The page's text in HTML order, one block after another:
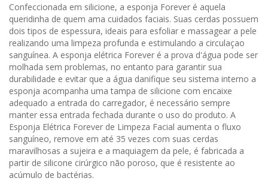
Confeccionada em silicione, a esponja Forever é aquela
queridinha de quem ama cuidados faciais. Suas cerdas possuem
dois tipos de espessura, ideais para esfoliar e massagear a pele
realizando uma limpeza profunda e estimulando a circulaçao
sanguínea. A esponja elétrica Forever é a prova d'água pode ser
molhada sem problemas, no entanto para garantir sua
durabilidade e evitar que a água danifique seu sistema interno a
esponja acompanha uma tampa de silicione com encaixe
adequado a entrada do carregador, é necessário sempre
manter essa entrada fechada durante o uso do produto. A
Esponja Elétrica Forever de Limpeza Facial aumenta o fluxo
sanguíneo, remove em até 35 vezes com suas cerdas
maravilhosas a sujeira e a maquiagem da pele, é fabricada a
partir de silicone cirúrgico não poroso, que é resistente ao
acúmulo de bactérias.